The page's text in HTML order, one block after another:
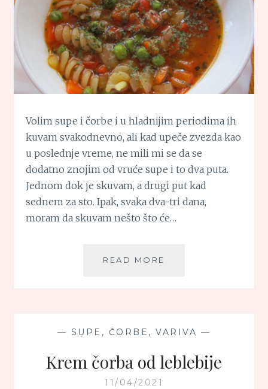
Volim supe i čorbe i u hladnijim periodima ih
kuvam svakodnevno, ali kad upeče zvezda kao
u poslednje vreme, ne mili mi se da se
dodatno znojim od vruće supe i to dva puta.
Jednom dok je skuvam, a drugi put kad
sednem za sto. Ipak, svaka dva-tri dana,
moram da skuvam nešto što će…
READ MORE
— SUPE, ČORBE, VARIVA —
Krem čorba od leblebije
11/04/2021